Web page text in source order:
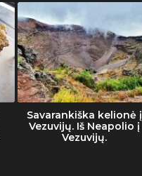
Savarankiška kelionė į
Vezuvijų. Iš Neapolio į
Vezuvijų.